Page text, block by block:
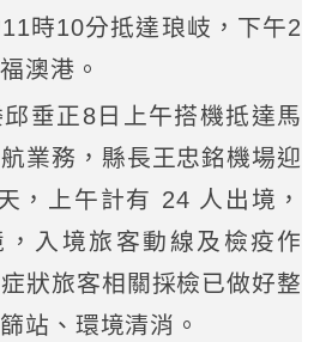
時10分抵達琅岐，下午2
澳港。
垂正8日上午搭機抵達馬
業務，縣長王忠銘機場迎
，上午計有 24 人出境，
入境旅客動線及檢疫作
狀旅客相關採檢已做好整
站、環境清消。